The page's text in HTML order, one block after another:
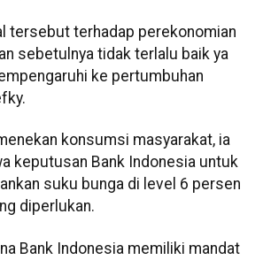
tersebut terhadap perekonomian
sebetulnya tidak terlalu baik ya
ke pertumbuhan
konsumsi masyarakat, ia
keputusan Bank Indonesia untuk
suku bunga di level 6 persen
diperlukan.
Bank Indonesia memiliki mandat